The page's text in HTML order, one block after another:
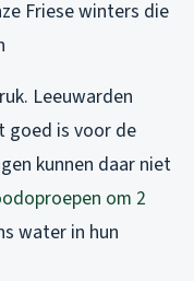
Friese winters die
Leeuwarden
goed is voor de
kunnen daar niet
om 2
water in hun